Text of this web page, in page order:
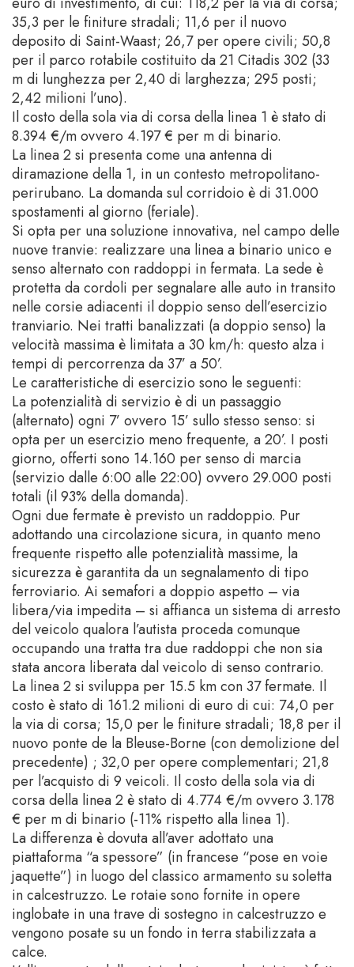
35,3 per le finiture stradali; 11,6 per il nuovo
deposito di Saint-Waast; 26,7 per opere civili; 50,8
per il parco rotabile costituito da 21 Citadis 302 (33
m di lunghezza per 2,40 di larghezza; 295 posti;
2,42 milioni l’uno).
Il costo della sola via di corsa della linea 1 è stato di
8.394 €/m ovvero 4.197 € per m di binario.
La linea 2 si presenta come una antenna di
diramazione della 1, in un contesto metropolitano-
perirubano. La domanda sul corridoio è di 31.000
spostamenti al giorno (feriale).
Si opta per una soluzione innovativa, nel campo delle
nuove tranvie: realizzare una linea a binario unico e
senso alternato con raddoppi in fermata. La sede è
protetta da cordoli per segnalare alle auto in transito
nelle corsie adiacenti il doppio senso dell’esercizio
tranviario. Nei tratti banalizzati (a doppio senso) la
velocità massima è limitata a 30 km/h: questo alza i
tempi di percorrenza da 37’ a 50’.
Le caratteristiche di esercizio sono le seguenti:
La potenzialità di servizio è di un passaggio
(alternato) ogni 7’ ovvero 15’ sullo stesso senso: si
opta per un esercizio meno frequente, a 20’. I posti
giorno, offerti sono 14.160 per senso di marcia
(servizio dalle 6:00 alle 22:00) ovvero 29.000 posti
totali (il 93% della domanda).
Ogni due fermate è previsto un raddoppio. Pur
adottando una circolazione sicura, in quanto meno
frequente rispetto alle potenzialità massime, la
sicurezza è garantita da un segnalamento di tipo
ferroviario. Ai semafori a doppio aspetto – via
libera/via impedita – si affianca un sistema di arresto
del veicolo qualora l’autista proceda comunque
occupando una tratta tra due raddoppi che non sia
stata ancora liberata dal veicolo di senso contrario.
La linea 2 si sviluppa per 15.5 km con 37 fermate. Il
costo è stato di 161.2 milioni di euro di cui: 74,0 per
la via di corsa; 15,0 per le finiture stradali; 18,8 per il
nuovo ponte de la Bleuse-Borne (con demolizione del
precedente) ; 32,0 per opere complementari; 21,8
per l’acquisto di 9 veicoli. Il costo della sola via di
corsa della linea 2 è stato di 4.774 €/m ovvero 3.178
€ per m di binario (-11% rispetto alla linea 1).
La differenza è dovuta all’aver adottato una
piattaforma “a spessore” (in francese “pose en voie
jaquette”) in luogo del classico armamento su soletta
in calcestruzzo. Le rotaie sono fornite in opere
inglobate in una trave di sostegno in calcestruzzo e
vengono posate su un fondo in terra stabilizzata a
calce.